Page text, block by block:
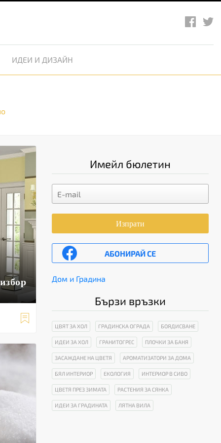
ИДЕИ И ДИЗАЙН

Имейл бюлетин
Изпрати
АБОНИРАЙ СЕ
Дом и Градина
Бързи връзки
ЦВЯТ ЗА ХОЛ ГРАДИНСКА ОГРАДА БОЯДИСВАНЕ
ИДЕИ ЗА ХОЛ ГРАНИТОГРЕС ПЛОЧКИ ЗА БАНЯ
ЗАСАЖДАНЕ НА ЦВЕТЯ АРОМАТИЗАТОРИ ЗА ДОМА
БЯЛ ИНТЕРИОР ЕКОЛОГИЯ ИНТЕРИОР В СИВО
ЦВЕТЯ ПРЕЗ ЗИМАТА РАСТЕНИЯ ЗА СЯНКА
ИДЕИ ЗА ГРАДИНАТА ЛЯТНА ВИЛА